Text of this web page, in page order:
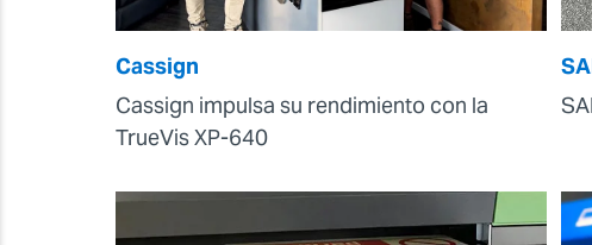
Cassign
Cassign impulsa su rendimiento con la
TrueVis XP-640